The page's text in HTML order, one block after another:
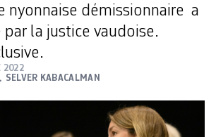
nyonnaise démissionnaire a
la justice vaudoise.
2022
, SELVER KABACALMAN